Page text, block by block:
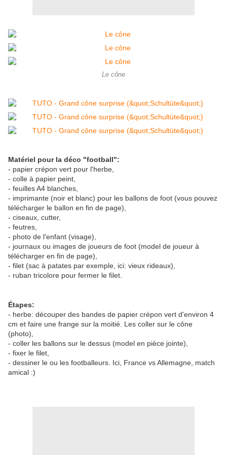
Le cône
Matériel pour la déco "football":
- papier crépon vert pour l'herbe,
- colle à papier peint,
- feuilles A4 blanches,
- imprimante (noir et blanc) pour les ballons de foot (vous pouvez
télécharger le ballon en fin de page),
- ciseaux, cutter,
- feutres,
- photo de l'enfant (visage),
- journaux ou images de joueurs de foot (model de joueur à
télécharger en fin de page),
- filet (sac à patates par exemple, ici: vieux rideaux),
- ruban tricolore pour fermer le filet.
Étapes:
- herbe: découper des bandes de papier crépon vert d'environ 4
cm et faire une frange sur la moitié. Les coller sur le cône
(photo),
- coller les ballons sur le dessus (model en pièce jointe),
- fixer le filet,
- dessiner le ou les footballeurs. Ici, France vs Allemagne, match
amical :)